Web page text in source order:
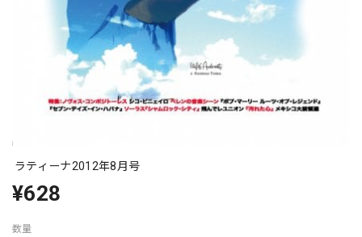
ラティーナ2012年8月号
¥628
数量